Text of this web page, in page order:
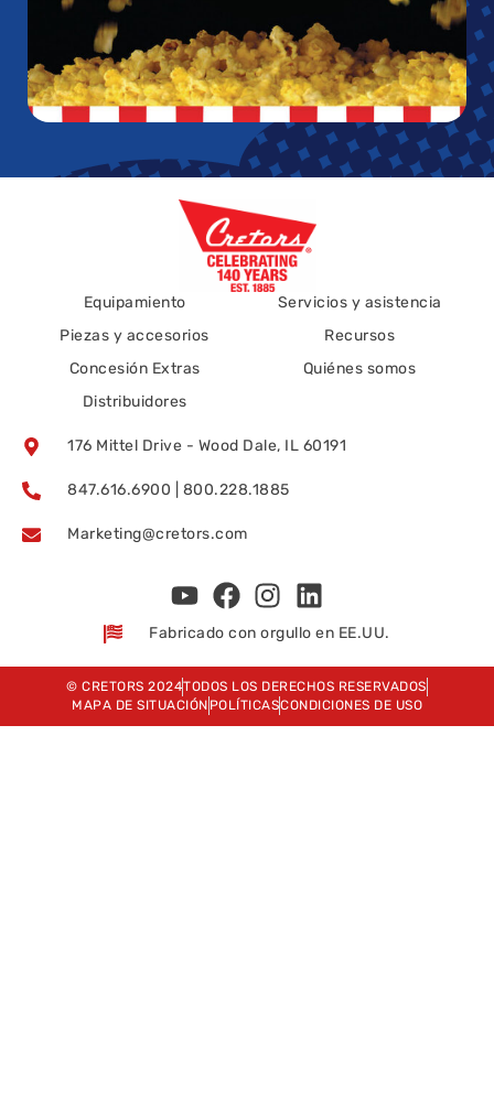
Equipamiento
Piezas y accesorios
Concesión Extras
Distribuidores
Servicios y asistencia
Recursos
Quiénes somos
176 Mittel Drive - Wood Dale, IL 60191
847.616.6900 | 800.228.1885
Marketing@cretors.com
Fabricado con orgullo en EE.UU.
© CRETORS 2024TODOS LOS DERECHOS RESERVADOS
MAPA DE SITUACIÓN POLÍTICASCONDICIONES DE USO